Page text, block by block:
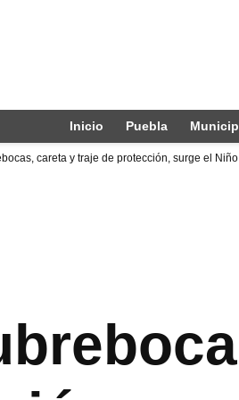
Inicio Puebla
careta y traje de protección, surge el